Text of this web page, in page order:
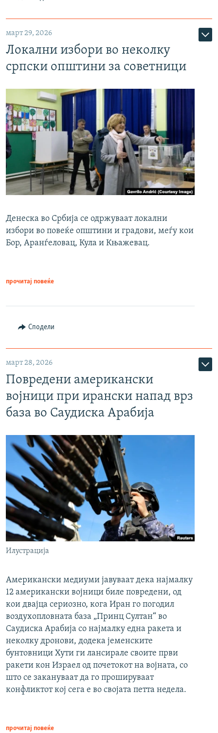
март 29, 2026
Локални избори во неколку
српски општини за советници
Денеска во Србија се одржуваат локални
избори во повеќе општини и градови, меѓу кои
Бор, Аранѓеловац, Кула и Књажевац.
прочитај повеќе
Сподели
март 28, 2026
Повредени американски
војници при ирански напад врз
база во Саудиска Арабија
Илустрација
Американски медиуми јавуваат дека најмалку
12 американски војници биле повредени, од
кои двајца сериозно, кога Иран го погодил
воздухопловната база „Принц Султан“ во
Саудиска Арабија со најмалку една ракета и
неколку дронови, додека јеменските
бунтовници Хути ги лансирале своите први
ракети кон Израел од почетокот на војната, со
што се закануваат да го прошируваат
конфликтот кој сега е во својата петта недела.
прочитај повеќе